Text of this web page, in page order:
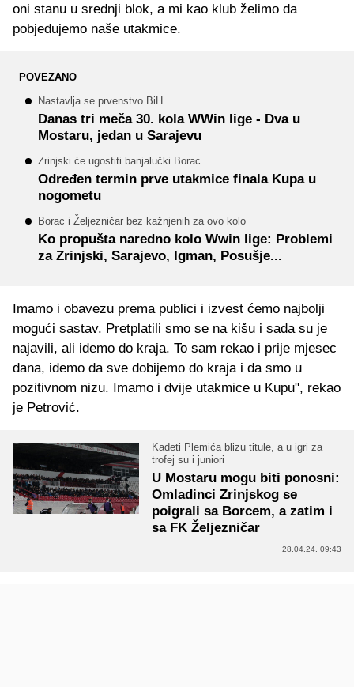
oni stanu u srednji blok, a mi kao klub želimo da
pobjeđujemo naše utakmice.
POVEZANO
Nastavlja se prvenstvo BiH
Danas tri meča 30. kola WWin lige - Dva u
Mostaru, jedan u Sarajevu
Zrinjski će ugostiti banjalučki Borac
Određen termin prve utakmice finala Kupa u
nogometu
Borac i Željezničar bez kažnjenih za ovo kolo
Ko propušta naredno kolo Wwin lige: Problemi
za Zrinjski, Sarajevo, Igman, Posušje...
Imamo i obavezu prema publici i izvest ćemo najbolji
mogući sastav. Pretplatili smo se na kišu i sada su je
najavili, ali idemo do kraja. To sam rekao i prije mjesec
dana, idemo da sve dobijemo do kraja i da smo u
pozitivnom nizu. Imamo i dvije utakmice u Kupu", rekao
je Petrović.
Kadeti Plemića blizu titule, a u igri za
trofej su i juniori
U Mostaru mogu biti ponosni:
Omladinci Zrinjskog se
poigrali sa Borcem, a zatim i
sa FK Željezničar
28.04.24. 09:43